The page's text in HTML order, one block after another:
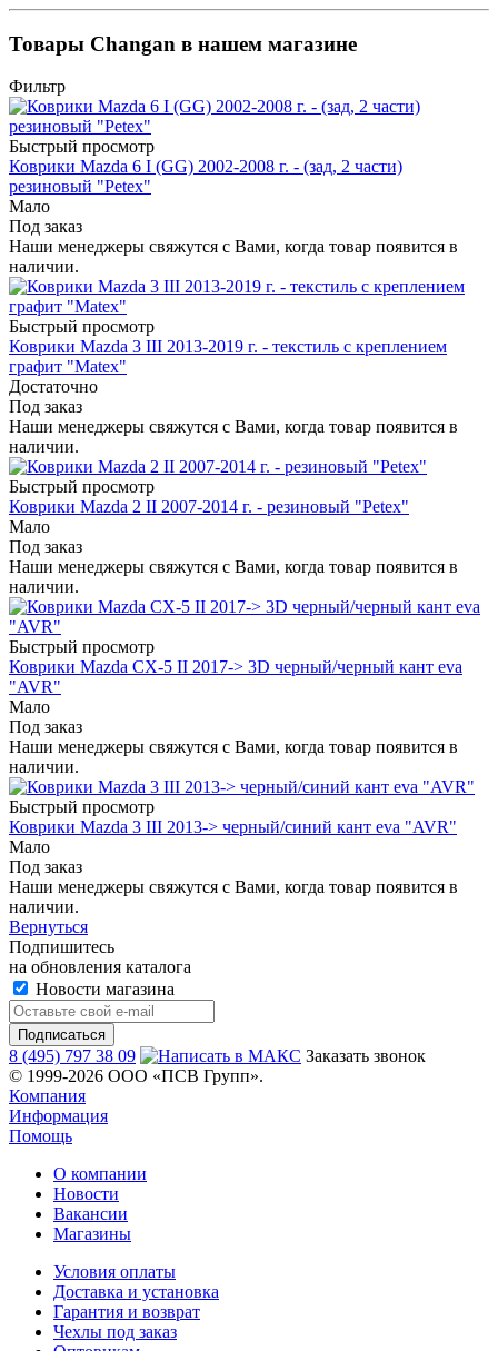
Товары Changan в нашем магазине
Фильтр
Быстрый просмотр
Коврики Mazda 6 I (GG) 2002-2008 г. - (зад, 2 части)
резиновый "Petex"
Мало
Под заказ
Наши менеджеры свяжутся с Вами, когда товар появится в
наличии.
Быстрый просмотр
Коврики Mazda 3 III 2013-2019 г. - текстиль с креплением
графит "Matex"
Достаточно
Под заказ
Наши менеджеры свяжутся с Вами, когда товар появится в
наличии.
Быстрый просмотр
Коврики Mazda 2 II 2007-2014 г. - резиновый "Petex"
Мало
Под заказ
Наши менеджеры свяжутся с Вами, когда товар появится в
наличии.
Быстрый просмотр
Коврики Mazda CX-5 II 2017-> 3D черный/черный кант eva
"AVR"
Мало
Под заказ
Наши менеджеры свяжутся с Вами, когда товар появится в
наличии.
Быстрый просмотр
Коврики Mazda 3 III 2013-> черный/синий кант eva "AVR"
Мало
Под заказ
Наши менеджеры свяжутся с Вами, когда товар появится в
наличии.
Вернуться
Подпишитесь
на обновления каталога
Новости магазина
8 (495) 797 38 09
Заказать звонок
© 1999-2026 ООО «ПСВ Групп».
Компания
Информация
Помощь
О компании
Новости
Вакансии
Магазины
Условия оплаты
Доставка и установка
Гарантия и возврат
Чехлы под заказ